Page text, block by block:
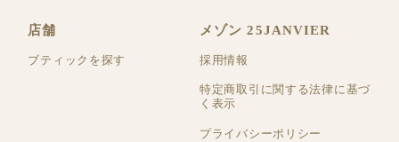
店舗
ブティックを探す
メゾン 25JANVIER
採用情報
特定商取引に関する法律に基づ
く表示
プライバシーポリシー